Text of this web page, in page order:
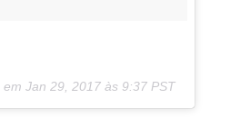
emJan 29, 2017 às 9:37 PST